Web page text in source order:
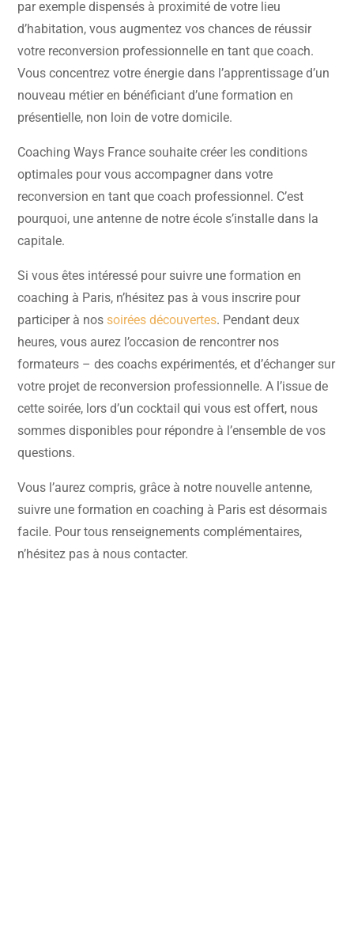
par exemple dispensés à proximité de votre lieu
d’habitation, vous augmentez vos chances de réussir
votre reconversion professionnelle en tant que coach.
Vous concentrez votre énergie dans l’apprentissage d’un
nouveau métier en bénéficiant d’une formation en
présentielle, non loin de votre domicile.
Coaching Ways France souhaite créer les conditions
optimales pour vous accompagner dans votre
reconversion en tant que coach professionnel. C’est
pourquoi, une antenne de notre école s’installe dans la
capitale.
Si vous êtes intéressé pour suivre une formation en
coaching à Paris, n’hésitez pas à vous inscrire pour
participer à nossoirées découvertes. Pendant deux
heures, vous aurez l’occasion de rencontrer nos
formateurs – des coachs expérimentés, et d’échanger sur
votre projet de reconversion professionnelle. A l’issue de
cette soirée, lors d’un cocktail qui vous est offert, nous
sommes disponibles pour répondre à l’ensemble de vos
questions.
Vous l’aurez compris, grâce à notre nouvelle antenne,
suivre une formation en coaching à Paris est désormais
facile. Pour tous renseignements complémentaires,
n’hésitez pas à nous contacter.